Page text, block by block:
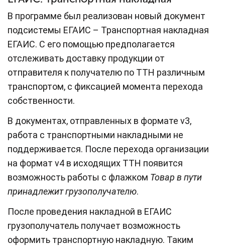
В программе был реализован новый документ
подсистемы ЕГАИС – Транспортная накладная
ЕГАИС. С его помощью предполагается
отслеживать доставку продукции от
отправителя к получателю по ТТН различным
транспортом, с фиксацией момента перехода
собственности.
В документах, отправленных в формате v3,
работа с транспортными накладными не
поддерживается. После перехода организации
на формат v4 в исходящих ТТН появится
возможность работы с флажком Товар в пути
принадлежит грузополучателю.
После проведения накладной в ЕГАИС
грузополучатель получает возможность
оформить транспортную накладную. Таким